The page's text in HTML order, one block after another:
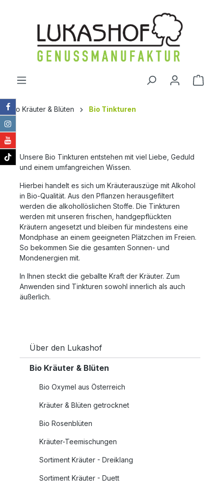
Bio Kräuter & Blüten Bio Tinkturen
Unsere Bio Tinkturen entstehen mit viel Liebe, Geduld
und einem umfangreichen Wissen.
Hierbei handelt es sich um Kräuterauszüge mit Alkohol
in Bio-Qualität. Aus den Pflanzen herausgefiltert
werden die alkohollöslichen Stoffe. Die Tinkturen
werden mit unseren frischen, handgepflückten
Kräutern angesetzt und bleiben für mindestens eine
Mondphase an einem geeigneten Plätzchen im Freien.
So bekommen Sie die gesamten Sonnen- und
Mondenergien mit.
In Ihnen steckt die geballte Kraft der Kräuter. Zum
Anwenden sind Tinkturen sowohl innerlich als auch
äußerlich.
Über den Lukashof
Bio Kräuter & Blüten
Bio Oxymel aus Österreich
Kräuter & Blüten getrocknet
Bio Rosenblüten
Kräuter-Teemischungen
Sortiment Kräuter - Dreiklang
Sortiment Kräuter - Duett